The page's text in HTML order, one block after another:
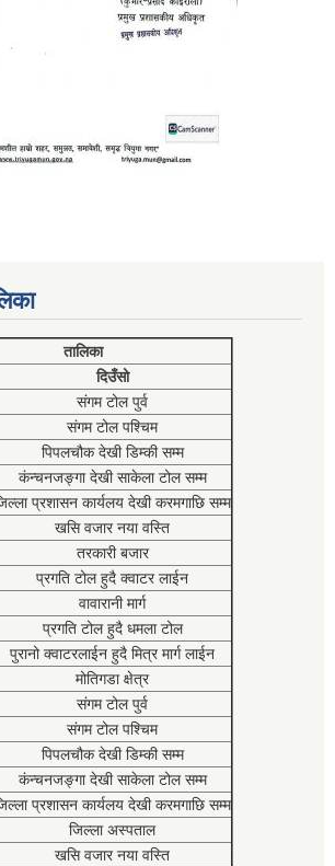
तालिका
दिउँसो
संगम टोल पुर्व
संगम टोल पश्चिम
पिपलचौक देखी डिम्की सम्म
कंन्चनजङ्गा देखी साकेला टोल सम्म
प्रशासन कार्यलय देखी करमगाछि सम्म
खसि वजार नया वस्ति
तरकारी बजार
प्रगति टोल हुदै क्वाटर लाईन
वावारानी मार्ग
प्रगति टोल हुदै धमला टोल
पुरानो क्वाटरलाईन हुदै मित्र मार्ग लाईन
मोतिगडा क्षेत्र
संगम टोल पुर्व
संगम टोल पश्चिम
पिपलचौक देखी डिम्की सम्म
कंन्चनजङ्गा देखी साकेला टोल सम्म
प्रशासन कार्यलय देखी करमगाछि सम्म
जिल्ला अस्पताल
खसि वजार नया वस्ति